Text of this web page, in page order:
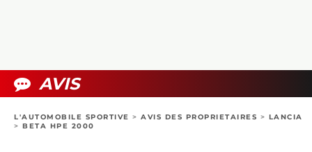
BOUTIQUE
AVIS
L'AUTOMOBILE SPORTIVE > AVIS DES PROPRIETAIRES > LANCIA
> BETA HPE 2000